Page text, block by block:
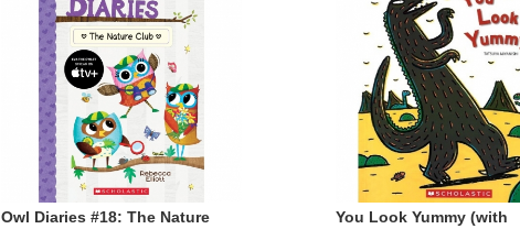
Owl Diaries #18: The Nature
You Look Yummy (with